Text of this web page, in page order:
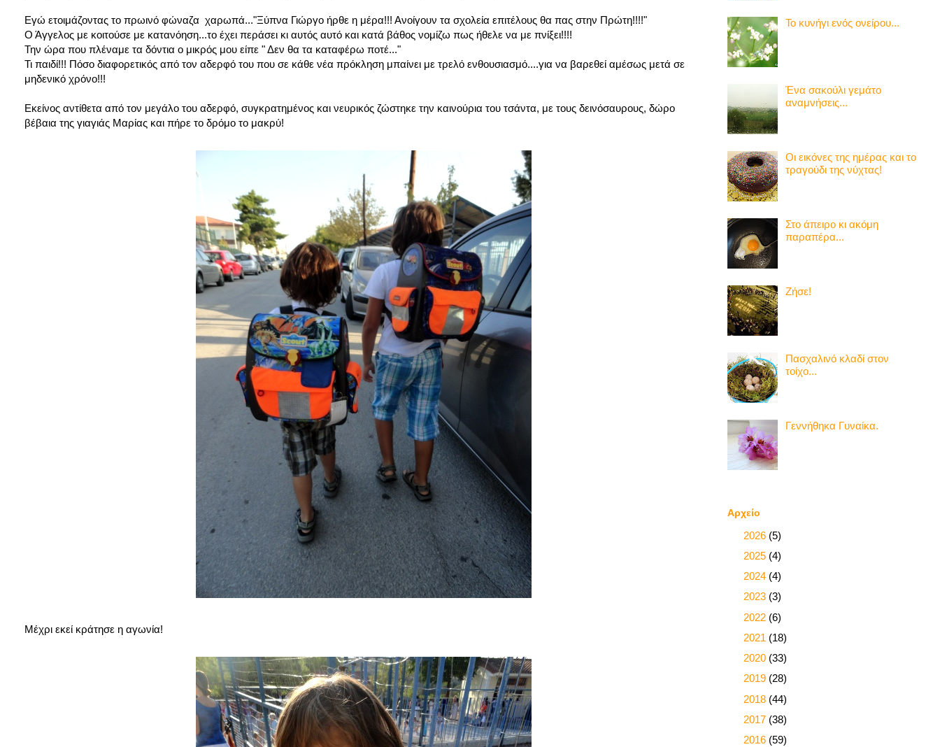
Εγώ ετοιμάζοντας το πρωινό φώναζα χαρωπά..."Ξύπνα Γιώργο ήρθε η μέρα!!! Ανοίγουν τα σχολεία επιτέλους θα πας στην Πρώτη!!!!"
Ο Άγγελος με κοιτούσε με κατανόηση...το έχει περάσει κι αυτός αυτό και κατά βάθος νομίζω πως ήθελε να με πνίξει!!!!
Την ώρα που πλέναμε τα δόντια ο μικρός μου είπε " Δεν θα τα καταφέρω ποτέ..."
Τι παιδί!!! Πόσο διαφορετικός από τον αδερφό του που σε κάθε νέα πρόκληση μπαίνει με τρελό ενθουσιασμό....για να βαρεθεί αμέσως μετά σε
μηδενικό χρόνο!!!
Εκείνος αντίθετα από τον μεγάλο του αδερφό, συγκρατημένος και νευρικός ζώστηκε την καινούρια του τσάντα, με τους δεινόσαυρους, δώρο
βέβαια της γιαγιάς Μαρίας και πήρε το δρόμο το μακρύ!
Μέχρι εκεί κράτησε η αγωνία!
Το κυνήγι ενός ονείρου...
Ένα σακούλι γεμάτο
αναμνήσεις...
Οι εικόνες της ημέρας και το
τραγούδι της νύχτας!
Στο άπειρο κι ακόμη
παραπέρα...
Ζήσε!
Πασχαλινό κλαδί στον
τοίχο...
Γεννήθηκα Γυναίκα.
Αρχείο
2026 (5)
2025 (4)
2024 (4)
2023 (3)
2022 (6)
2021 (18)
2020 (33)
2019 (28)
2018 (44)
2017 (38)
2016 (59)